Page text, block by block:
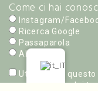
Come ci hai
Instagram/
Ricerca Google
Passaparola
Altro
Utilizzando
conservazione dei